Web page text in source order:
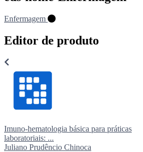
Enfermagem
Editor de produto
Imuno-hematologia básica para práticas
laboratoriais: ...
Juliano Prudêncio Chinoca